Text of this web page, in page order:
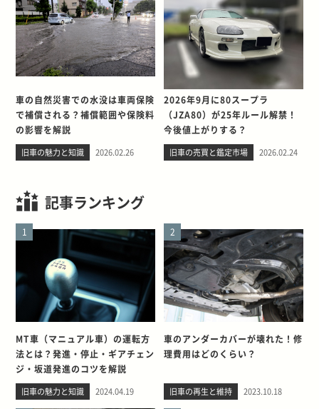
車の自然災害での水没は車両保険
で補償される？補償範囲や保険料
の影響を解説
旧車の魅力と知識 2026.02.26
2026年9月に80スープラ
（JZA80）が25年ルール解禁！
今後値上がりする？
旧車の売買と鑑定市場 2026.02.24
記事ランキング
1
MT車（マニュアル車）の運転方
法とは？発進・停止・ギアチェン
ジ・坂道発進のコツを解説
旧車の魅力と知識 2024.04.19
2
車のアンダーカバーが壊れた！修
理費用はどのくらい？
旧車の再生と維持 2023.10.18